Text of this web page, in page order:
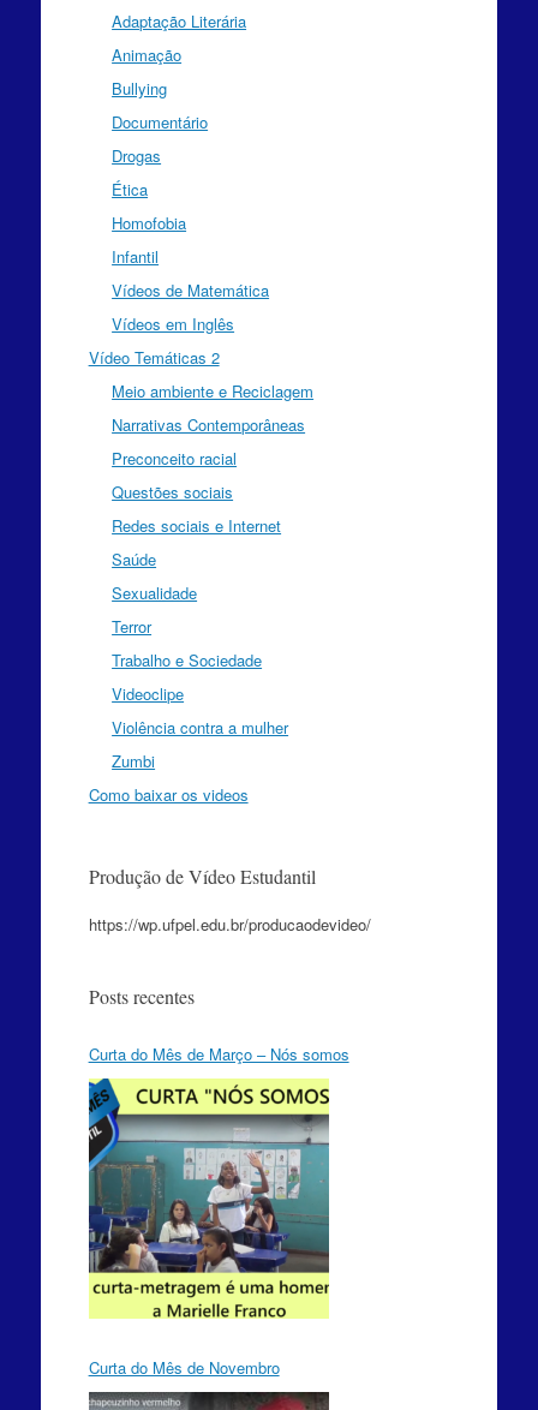
Adaptação Literária
Animação
Bullying
Documentário
Drogas
Ética
Homofobia
Infantil
Vídeos de Matemática
Vídeos em Inglês
Vídeo Temáticas 2
Meio ambiente e Reciclagem
Narrativas Contemporâneas
Preconceito racial
Questões sociais
Redes sociais e Internet
Saúde
Sexualidade
Terror
Trabalho e Sociedade
Videoclipe
Violência contra a mulher
Zumbi
Como baixar os videos
Produção de Vídeo Estudantil
https://wp.ufpel.edu.br/producaodevideo/
Posts recentes
Curta do Mês de Março – Nós somos
Curta do Mês de Novembro